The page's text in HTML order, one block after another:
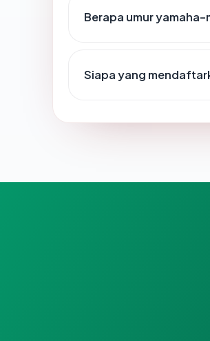
Berapa umur
Siapa yang